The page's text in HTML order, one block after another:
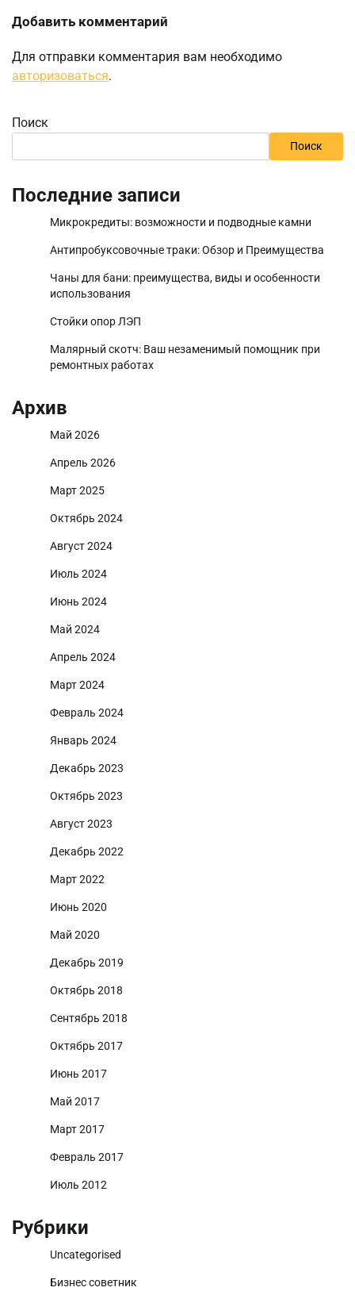
Добавить комментарий
Для отправки комментария вам необходимо
авторизоваться.
Поиск
Поиск
Последние записи
Микрокредиты: возможности и подводные камни
Антипробуксовочные траки: Обзор и Преимущества
Чаны для бани: преимущества, виды и особенности
использования
Стойки опор ЛЭП
Малярный скотч: Ваш незаменимый помощник при
ремонтных работах
Архив
Май 2026
Апрель 2026
Март 2025
Октябрь 2024
Август 2024
Июль 2024
Июнь 2024
Май 2024
Апрель 2024
Март 2024
Февраль 2024
Январь 2024
Декабрь 2023
Октябрь 2023
Август 2023
Декабрь 2022
Март 2022
Июнь 2020
Май 2020
Декабрь 2019
Октябрь 2018
Сентябрь 2018
Октябрь 2017
Июнь 2017
Май 2017
Март 2017
Февраль 2017
Июль 2012
Рубрики
Uncategorised
Бизнес советник